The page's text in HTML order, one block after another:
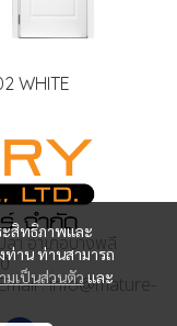
WHITE
ะสิทธิภาพและ
ท่าน ท่านสามารถ
มเป็นส่วนตัว และ
า อำเภอบางพลี
: info@mature-